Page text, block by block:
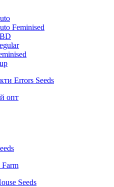
Feminised
Errors Seeds
опт
Farm
Seeds